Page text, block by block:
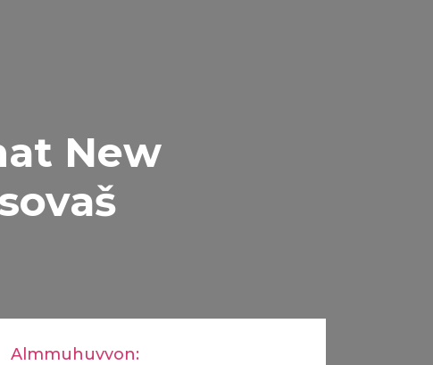
New
Almmuhuvvon: